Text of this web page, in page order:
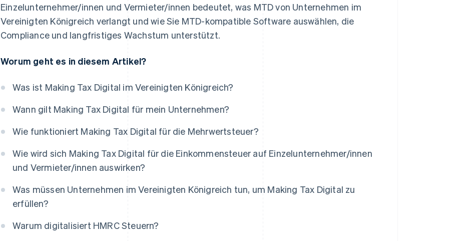
Einzelunternehmer/innen und Vermieter/innen bedeutet, was MTD von Unternehmen im
Vereinigten Königreich verlangt und wie Sie MTD-kompatible Software auswählen, die
Compliance und langfristiges Wachstum unterstützt.
Worum geht es in diesem Artikel?
Was ist Making Tax Digital im Vereinigten Königreich?
Wann gilt Making Tax Digital für mein Unternehmen?
Wie funktioniert Making Tax Digital für die Mehrwertsteuer?
Wie wird sich Making Tax Digital für die Einkommensteuer auf Einzelunternehmer/innen
und Vermieter/innen auswirken?
Was müssen Unternehmen im Vereinigten Königreich tun, um Making Tax Digital zu
erfüllen?
Warum digitalisiert HMRC Steuern?